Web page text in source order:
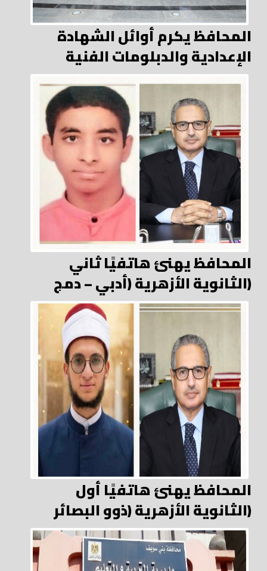
المحافظ يكرم أوائل الشهادة
الإعدادية والدبلومات الفنية
المحافظ يهنئ هاتفيًا ثاني
الثانوية الأزهرية (أدبي – دمج)
المحافظ يهنئ هاتفيًا أول
الثانوية الأزهرية (ذوو البصائر)